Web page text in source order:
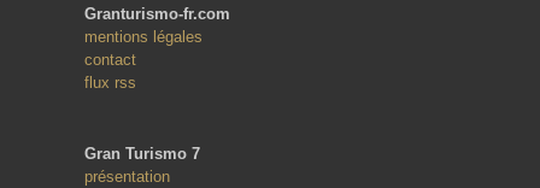
Granturismo-fr.com
mentions légales
contact
flux rss
Gran Turismo 7
présentation